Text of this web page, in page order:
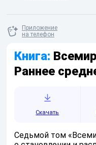
Приложение
на телефон
Книга:
Раннее
Скачать
Седьмой том